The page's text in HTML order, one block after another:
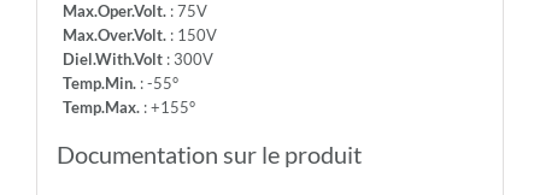
Max.Oper.Volt.: 75V
Max.Over.Volt.: 150V
Diel.With.Volt: 300V
Temp.Min.: -55°
Temp.Max.: +155°
Documentation sur le produit